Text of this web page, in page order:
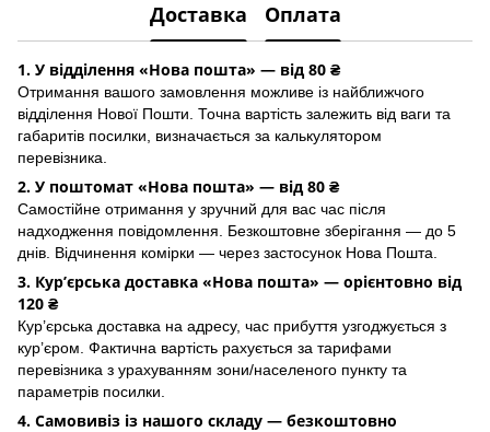
Доставка Оплата
1. У відділення «Нова пошта» — від 80 ₴
Отримання вашого замовлення можливе із найближчого
відділення Нової Пошти. Точна вартість залежить від ваги та
габаритів посилки, визначається за калькулятором
перевізника.
2. У поштомат «Нова пошта» — від 80 ₴
Самостійне отримання у зручний для вас час після
надходження повідомлення. Безкоштовне зберігання — до 5
днів. Відчинення комірки — через застосунок Hoва Пошта.
3. Кур’єрська доставка «Нова пошта» — орієнтовно від
120 ₴
Кур’єрська доставка на адресу, час прибуття узгоджується з
кур’єром. Фактична вартість рахується за тарифами
перевізника з урахуванням зони/населеного пункту та
параметрів посилки.
4. Самовивіз із нашого складу — безкоштовно